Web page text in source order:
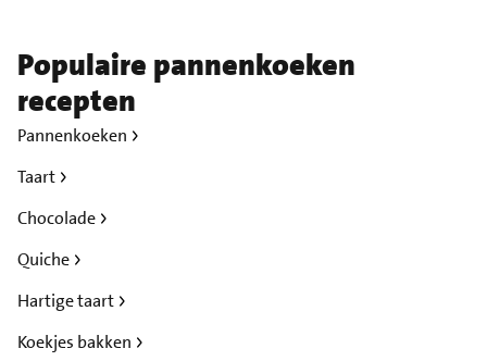
Populaire pannenkoeken
recepten
Pannenkoeken
Taart
Chocolade
Quiche
Hartige taart
Koekjes bakken